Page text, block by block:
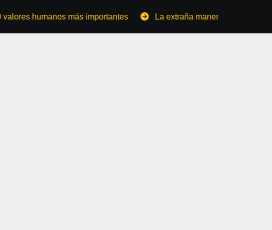
más importantes La extraña manera de convertirse en familia